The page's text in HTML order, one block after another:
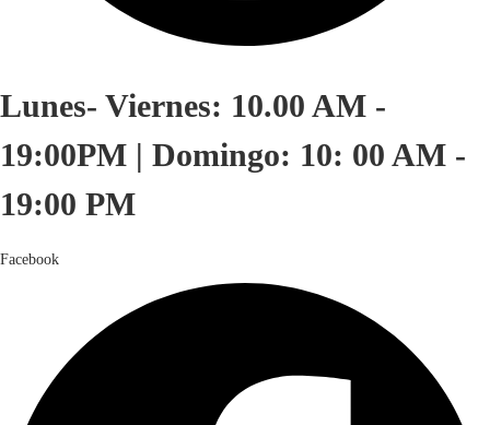
Lunes- Viernes: 10.00 AM -
19:00PM | Domingo: 10: 00 AM -
19:00 PM
Facebook